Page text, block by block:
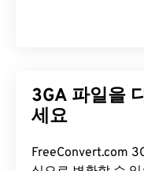
3GA 파일을
세요
FreeConvert.com 3GA 파일을 다음과 같은 다른 형